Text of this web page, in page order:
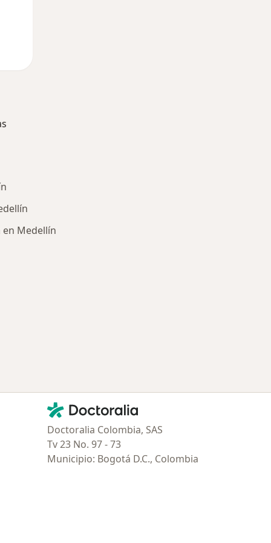
Medellín
Contacto
Doctoralia - Página de inicio
Doctoralia Colombia, SAS
Tv 23 No. 97 - 73
Municipio: Bogotá D.C., Colombia